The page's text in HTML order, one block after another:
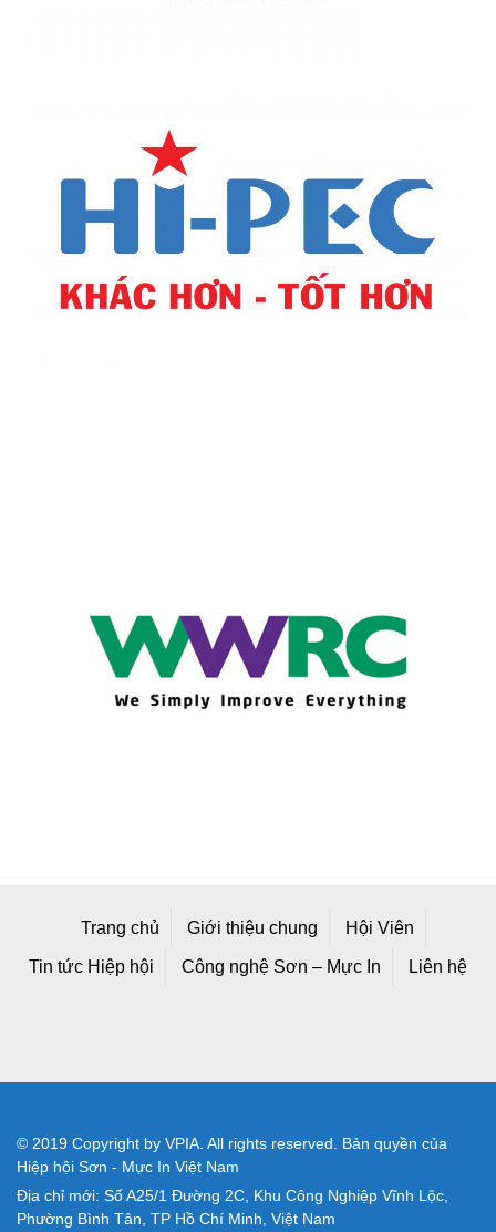
Trang chủ Giới thiệu chung Hội Viên
Tin tức Hiệp hội Công nghệ Sơn – Mực In Liên hệ
© 2019 Copyright by VPIA. All rights reserved. Bản quyền của
Hiệp hội Sơn - Mực In Việt Nam
Địa chỉ mới: Số A25/1 Đường 2C, Khu Công Nghiệp Vĩnh Lộc,
Phường Bình Tân, TP Hồ Chí Minh, Việt Nam